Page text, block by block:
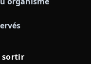
sortir